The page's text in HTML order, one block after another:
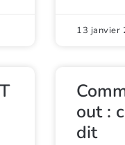
13 janvier
out :
dit